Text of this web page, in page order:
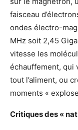
faisceau
ondes électro-
MHz soit 2,45
vitesse les
échauffement, qui
tout l’aliment, ou
moments «
Critiques des «